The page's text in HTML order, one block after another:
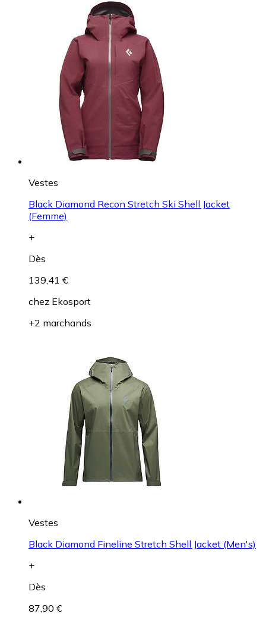
Vestes
Black Diamond Recon Stretch Ski Shell Jacket
(Femme)
+
Dès
139,41 €
chez Ekosport
+2 marchands
Vestes
Black Diamond Fineline Stretch Shell Jacket (Men's)
+
Dès
87,90 €